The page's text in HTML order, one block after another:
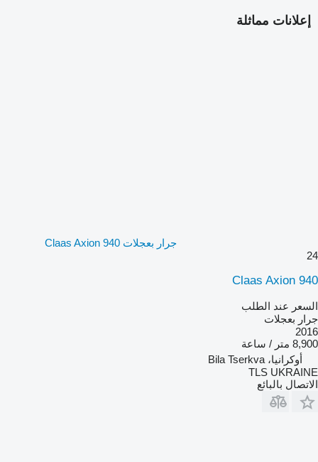
إعلانات مماثلة
جرار بعجلات Claas Axion 940
24
Claas Axion 940
السعر عند الطلب
جرار بعجلات
2016
8,900 متر / ساعة
أوكرانيا، Bila Tserkva
TLS UKRAINE
الاتصال بالبائع